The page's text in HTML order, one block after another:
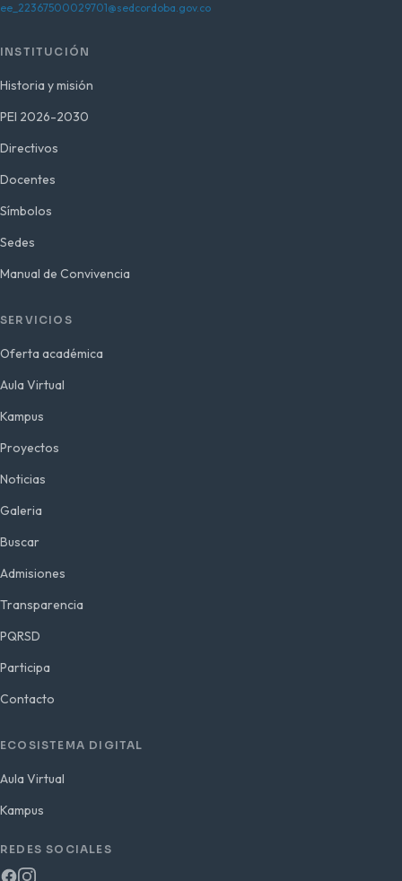
ee_22367500029701@sedcordoba.gov.co
INSTITUCIÓN
Historia y misión
PEI 2026-2030
Directivos
Docentes
Símbolos
Sedes
Manual de Convivencia
SERVICIOS
Oferta académica
Aula Virtual
Kampus
Proyectos
Noticias
Galeria
Buscar
Admisiones
Transparencia
PQRSD
Participa
Contacto
ECOSISTEMA DIGITAL
Aula Virtual
Kampus
REDES SOCIALES